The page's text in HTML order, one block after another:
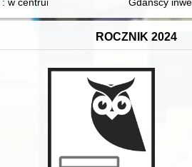
ROCZNIK 2024